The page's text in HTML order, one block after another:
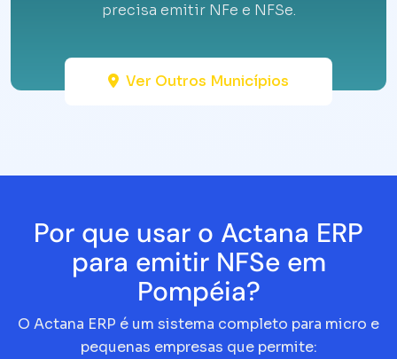
precisa emitir NFe e NFSe.
Ver Outros Municípios
Por que usar o Actana ERP
para emitir NFSe em
Pompéia?
O Actana ERP é um sistema completo para micro e
pequenas empresas que permite: